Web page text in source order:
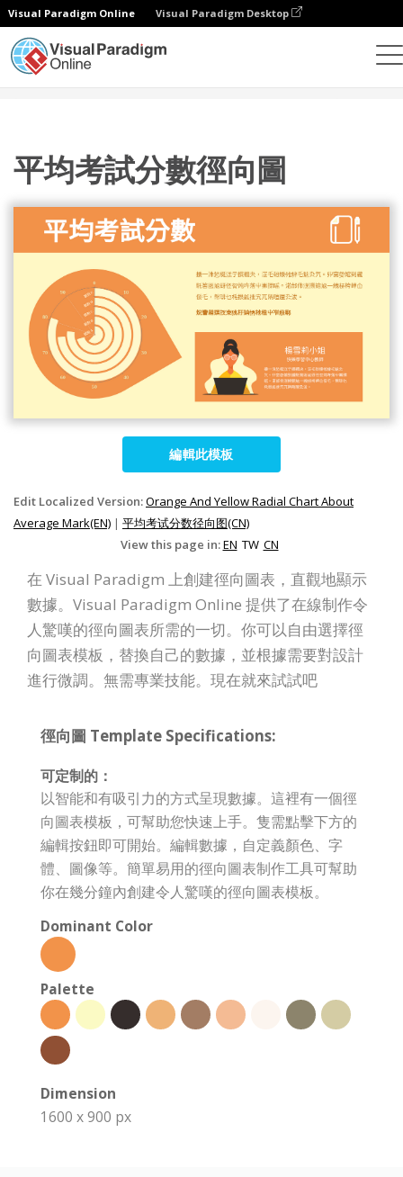
Visual Paradigm Online Visual Paradigm Desktop
平均考試分數徑向圖
編輯此模板
Edit Localized Version:Orange And Yellow Radial Chart About
Average Mark(EN) | 平均考试分数径向图(CN)
View this page in:EN TW CN
在 Visual Paradigm 上創建徑向圖表，直觀地顯示
數據。Visual Paradigm Online 提供了在線制作令
人驚嘆的徑向圖表所需的一切。你可以自由選擇徑
向圖表模板，替換自己的數據，並根據需要對設計
進行微調。無需專業技能。現在就來試試吧
徑向圖 Template Specifications:
可定制的：
以智能和有吸引力的方式呈現數據。這裡有一個徑
向圖表模板，可幫助您快速上手。隻需點擊下方的
編輯按鈕即可開始。編輯數據，自定義顏色、字
體、圖像等。簡單易用的徑向圖表制作工具可幫助
你在幾分鐘內創建令人驚嘆的徑向圖表模板。
Dominant Color
Palette
Dimension
1600 x 900 px